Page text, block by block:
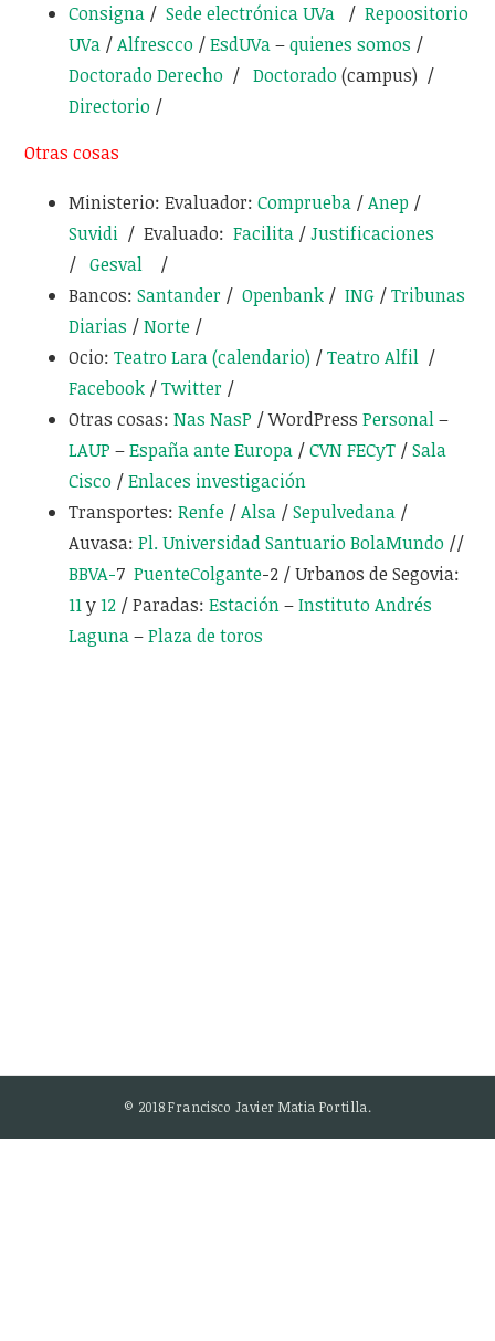
Consigna /Sede electrónica UVa /Repoositorio
UVa /Alfrescco /EsdUVa–quienes somos /
Doctorado Derecho /Doctorado(campus) /
Directorio /
Otras cosas
Ministerio: Evaluador:Comprueba /Anep /
Suvidi / Evaluado:Facilita /Justificaciones
/Gesval /
Bancos:Santander /Openbank /ING /Tribunas
Diarias /Norte /
Ocio:Teatro Lara (calendario) /Teatro Alfil /
Facebook /Twitter /
Otras cosas:Nas NasP / WordPressPersonal–
LAUP –España ante Europa /CVN FECyT /Sala
Cisco /Enlaces investigación
Transportes:Renfe /Alsa /Sepulvedana /
Auvasa:Pl. Universidad Santuario BolaMundo //
BBVA-7PuenteColgante-2 / Urbanos de Segovia:
11y12 / Paradas:Estación–Instituto Andrés
Laguna–Plaza de toros
© 2018 Francisco Javier Matia Portilla.